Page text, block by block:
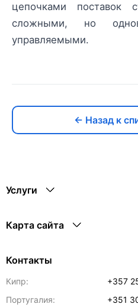
цепочками поставок
сложными, но
управляемыми.
← Назад к
Услуги
Карта сайта
Контакты
Кипр:
+357
Португалия:
+351